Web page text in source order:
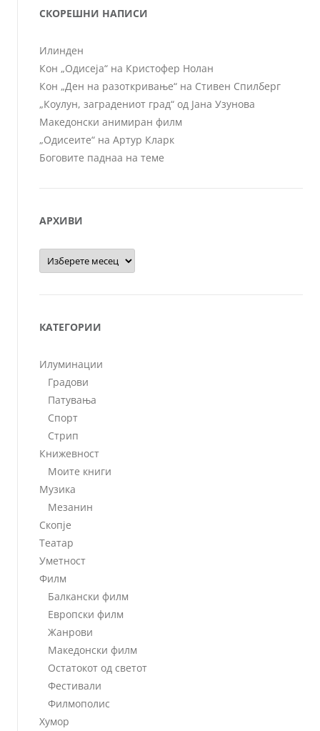
СКОРЕШНИ НАПИСИ
Илинден
Кон „Одисеја“ на Кристофер Нолан
Кон „Ден на разоткривање“ на Стивен Спилберг
„Коулун, заградениот град“ од Јана Узунова
Македонски анимиран филм
„Одисеите“ на Артур Кларк
Боговите паднаа на теме
АРХИВИ
Архиви
КАТЕГОРИИ
Илуминации
Градови
Патувања
Спорт
Стрип
Книжевност
Моите книги
Музика
Мезанин
Скопје
Театар
Уметност
Филм
Балкански филм
Европски филм
Жанрови
Македонски филм
Остатокот од светот
Фестивали
Филмополис
Хумор